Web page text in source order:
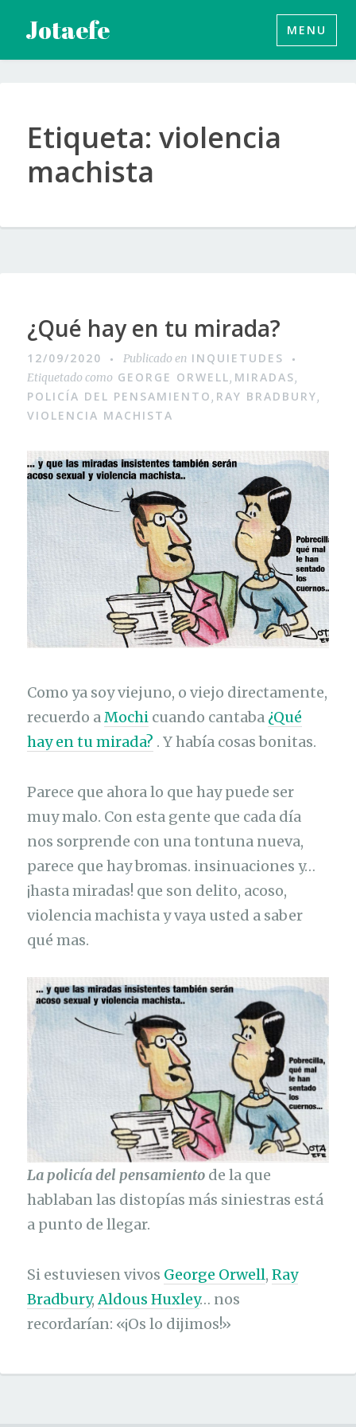
contenido
Jotaefe MENU
Etiqueta:violencia
machista
¿Qué hay en tu mirada?
12/09/2020 Publicado en INQUIETUDES
Etiquetado como GEORGE ORWELL, MIRADAS,
POLICÍA DEL PENSAMIENTO, RAY BRADBURY,
VIOLENCIA MACHISTA
Como ya soy viejuno, o viejo directamente,
recuerdo aMochi cuando cantaba ¿Qué
hay en tu mirada? . Y había cosas bonitas.
Parece que ahora lo que hay puede ser
muy malo. Con esta gente que cada día
nos sorprende con una tontuna nueva,
parece que hay bromas. insinuaciones y…
¡hasta miradas! que son delito, acoso,
violencia machista y vaya usted a saber
qué mas.
La policía del pensamiento de la que
hablaban las distopías más siniestras está
a punto de llegar.
Si estuviesen vivos George Orwell,Ray
Bradbury,Aldous Huxley… nos
recordarían: «¡Os lo dijimos!»